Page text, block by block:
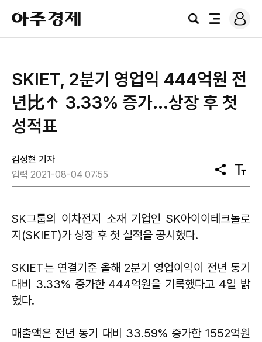
아
주
경
검
전
로
그
SKIET, 2분기 영업익 444억원 전
년比↑ 3.33% 증가...상장 후 첫
성적표
김성현 기자
입력 2021-08-04 07:55
공
유
텍
스
기
SK그룹의 이차전지 소재 기업인 SK아이이테크놀로
지(SKIET)가 상장 후 첫 실적을 공시했다.
SKIET는 연결기준 올해 2분기 영업이익이 전년 동기
대비 3.33% 증가한 444억원을 기록했다고 4일 밝
혔다.
매출액은 전년 동기 대비 33.59% 증가한 1552억원